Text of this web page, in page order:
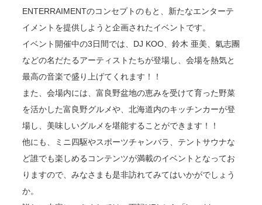
ENTERRAIMENTのコンセプトのもと、新たなエンターテ
イメントを提供しようと企画されたイベントです。
イベント開催中の3日間では、DJ KOO、鈴木 亜美、氣志團
などの名だたるアーティストたちが登場し、会場を熱気と
最高の音楽で盛り上げてくれます！！
また、会場内には、富良野盆地の恵みを受けて育った野菜
を活かした富良野グルメや、北海道内のキッチンカーが登
場し、美味しいグルメを堪能することができます！！
他にも、ミニ四駆やスポーツチャンバラ、テントサウナな
ど誰でも楽しめるコンテンツが満載のイベントとなってお
りますので、みなさまも是非訪れてみてはいかがでしょう
か。